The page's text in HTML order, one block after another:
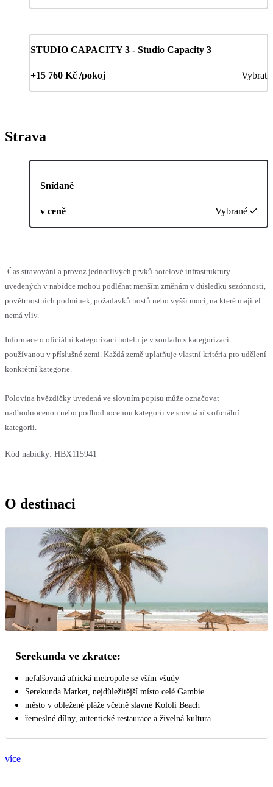
STUDIO CAPACITY 3 - Studio Capacity 3
+15 760 Kč /pokoj Vybrat
Strava
Snídaně
v ceně Vybrané
Čas stravování a provoz jednotlivých prvků hotelové infrastruktury
uvedených v nabídce mohou podléhat menším změnám v důsledku sezónnosti,
povětrnostních podmínek, požadavků hostů nebo vyšší moci, na které majitel
nemá vliv.
Informace o oficiální kategorizaci hotelu je v souladu s kategorizací
používanou v příslušné zemi. Každá země uplatňuje vlastní kritéria pro udělení
konkrétní kategorie.
Polovina hvězdičky uvedená ve slovním popisu může označovat
nadhodnocenou nebo podhodnocenou kategorii ve srovnání s oficiální
kategorií.
Kód nabídky: HBX115941
O destinaci
Serekunda ve zkratce:
nefalšovaná africká metropole se vším všudy
Serekunda Market, nejdůležitější místo celé Gambie
město v obležené pláže včetně slavné Kololi Beach
řemeslné dílny, autentické restaurace a živelná kultura
více